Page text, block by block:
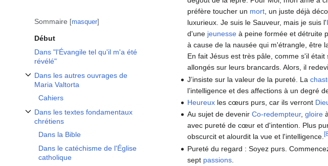
Sommaire masquer
Début
Dans "l'Évangile tel qu'il m'a été
révélé"
Dans les autres ouvrages de
Maria Valtorta
Afficher / masquer la sous-section Dans les autres ouvrages de Maria Valtorta
Cahiers
Dans les textes fondamentaux
chrétiens
Afficher / masquer la sous-section Dans les textes fondamentaux chrétiens
Dans la Bible
Dans le catéchisme de l'Église
catholique
préfère toucher un mort , un juste déjà
luxurieux. Je suis le Sauveur, mais je suis l'
d'une jeunesse à peine formée et détruite
à cause de la nausée qui m'étrangle, être
En fait Jésus est très pâle, comme s'il
allongés sur leurs brancards. Alors, il
J’insiste sur la valeur de la pureté. La
l’intelligence et des affections à un degré
Heureux les cœurs purs, car ils verront
Au sujet de devenirCo-redempteur,gloire
avec pureté de cœur et d'intention. Plus
obscurcit et alourdit la vue et l'intelligence.
Pureté du regard : Soyez purs.
sept passions